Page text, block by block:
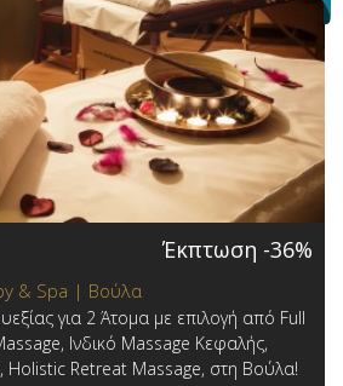
Έκπτωση -36%
& Spa | Βούλα
για 2 Άτομα με επιλογή από Full
Ινδικό Massage Κεφαλής,
Holistic Retreat Massage, στη Βούλα!